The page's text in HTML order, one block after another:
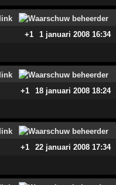
+1 1 januari 2008 16:34
+1 18 januari 2008 18:24
+1 22 januari 2008 17:34